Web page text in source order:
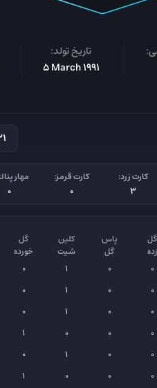
تاریخ تولد:
5 March 1991
کارت زرد:
3
کارت قرمز:
0
مهار
0
گل
زده
پاس
گل
کلین
شیت
گل
خورده
0
0
1
0
0
0
1
0
0
0
1
0
0
0
0
1
0
0
1
0
0
0
0
1